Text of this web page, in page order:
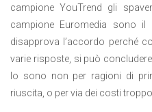
campione YouTrend gli
campione Euromedia sono
disapprova l’accordo perché
varie risposte, si può
lo sono non per ragioni di
riuscita, o per via dei costi